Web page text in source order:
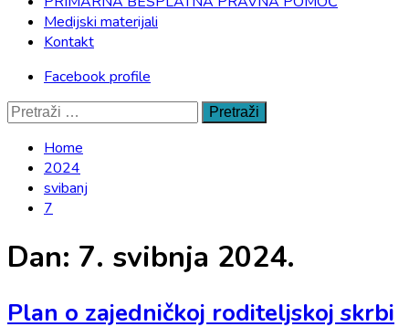
Medijski materijali
Kontakt
Facebook profile
Pretraži:
Home
2024
svibanj
7
Dan: 7. svibnja 2024.
Plan o zajedničkoj roditeljskoj skrbi